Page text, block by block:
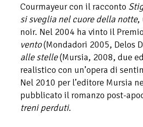
Courmayeur con il racconto
si sveglia nel cuore della notte,
noir. Nel 2004 ha vinto il
vento(Mondadori 2005, Delos
alle stelle(Mursia, 2008, due
realistico con un’opera di
Nel 2010 per l’editore Mursia
pubblicato il romanzo post-
treni perduti.